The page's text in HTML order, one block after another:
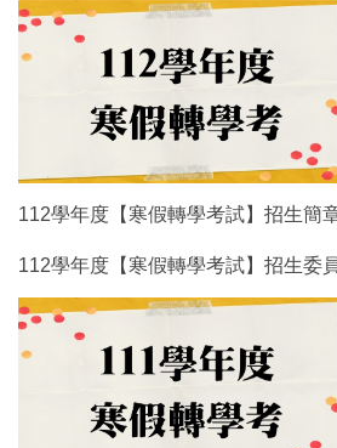
112學年度【寒假轉學考試】招生簡
112學年度【寒假轉學考試】招生委